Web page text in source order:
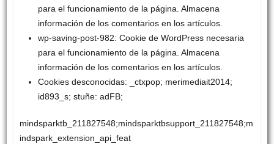
para el funcionamiento de la página. Almacena
información de los comentarios en los artículos.
wp-saving-post-982: Cookie de WordPress necesaria
para el funcionamiento de la página. Almacena
información de los comentarios en los artículos.
Cookies desconocidas: _ctxpop; merimediait2014;
id893_s; stuñe: adFB;
mindsparktb_211827548;mindsparktbsupport_211827548;m
indspark_extension_api_feat